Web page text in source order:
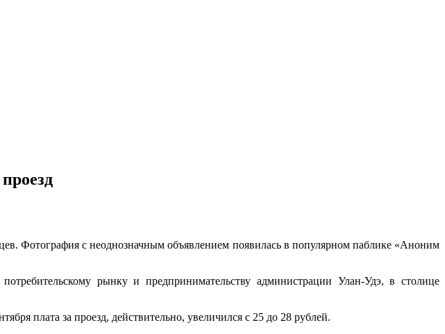
Фотография с неоднозначным объявлением появилась в популярном паблике «Аноним
рынку и предпринимательству администрации Улан-Удэ, в столице
плата за проезд, действительно, увеличился с 25 до 28 рублей.